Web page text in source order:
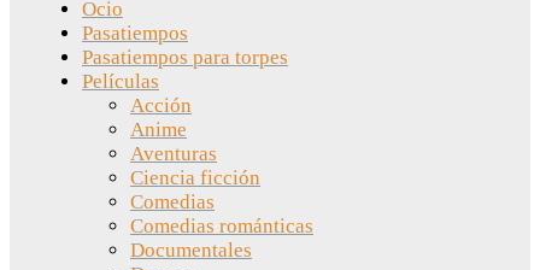
Ocio
Pasatiempos
Pasatiempos para torpes
Películas
Acción
Anime
Aventuras
Ciencia ficción
Comedias
Comedias románticas
Documentales